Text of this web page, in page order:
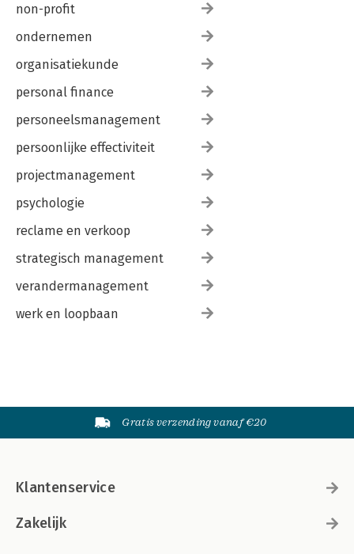
non-profit
ondernemen
organisatiekunde
personal finance
personeelsmanagement
persoonlijke effectiviteit
projectmanagement
psychologie
reclame en verkoop
strategisch management
verandermanagement
werk en loopbaan
Gratis verzending vanaf €20
Klantenservice
Zakelijk